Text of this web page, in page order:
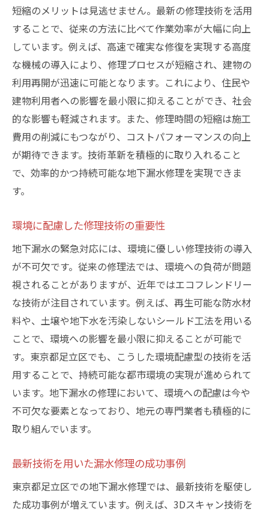
短縮のメリットは見逃せません。最新の修理技術を活用
することで、従来の方法に比べて作業効率が大幅に向上
しています。例えば、高速で確実な修復を実現する高度
な機械の導入により、修理プロセスが短縮され、建物の
利用再開が迅速に可能となります。これにより、住民や
建物利用者への影響を最小限に抑えることができ、社会
的な影響も軽減されます。また、修理時間の短縮は施工
費用の削減にもつながり、コストパフォーマンスの向上
が期待できます。技術革新を積極的に取り入れること
で、効率的かつ持続可能な地下漏水修理を実現できま
す。
環境に配慮した修理技術の重要性
地下漏水の緊急対応には、環境に優しい修理技術の導入
が不可欠です。従来の修理法では、環境への負荷が問題
視されることがありますが、近年ではエコフレンドリー
な技術が注目されています。例えば、再生可能な防水材
料や、土壌や地下水を汚染しないシールド工法を用いる
ことで、環境への影響を最小限に抑えることが可能で
す。東京都足立区でも、こうした環境配慮型の技術を活
用することで、持続可能な都市環境の実現が進められて
います。地下漏水の修理において、環境への配慮は今や
不可欠な要素となっており、地元の専門業者も積極的に
取り組んでいます。
最新技術を用いた漏水修理の成功事例
東京都足立区での地下漏水修理では、最新技術を駆使し
た成功事例が増えています。例えば、3Dスキャン技術を